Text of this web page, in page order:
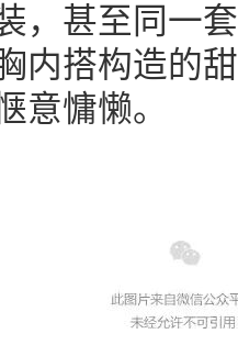
，甚至同一
内搭构造的
意慵懒。